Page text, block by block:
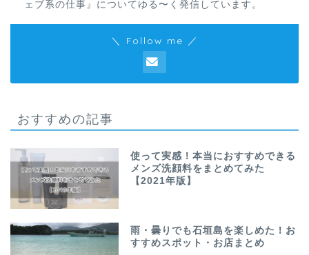
ェブ系の仕事』についてゆる〜く発信しています。
＼ Follow me ／
おすすめの記事
使って実感！本当におすすめできる
メンズ洗顔料をまとめてみた
【2021年版】
雨・曇りでも石垣島を楽しめた！お
すすめスポット・お店まとめ